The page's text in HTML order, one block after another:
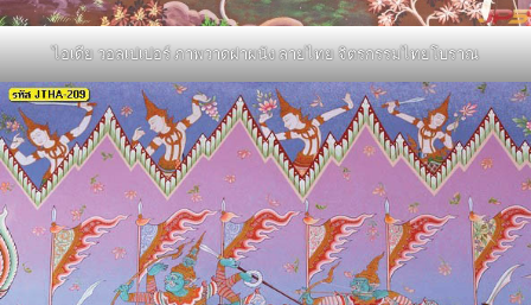
ไอเดีย วอลเปเปอร์ ภาพวาดฝาผนัง ลายไทย จิตรกรรมไทยโบราณ